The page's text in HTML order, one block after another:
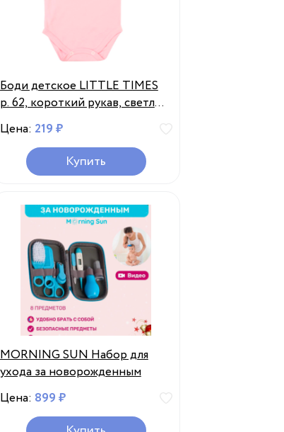
Боди детское LITTLE TIMES
р. 62, короткий рукав, светло-
розовое, Арт. EKL2205,
Бангладеш
Цена: 219 ₽
Купить
MORNING SUN Набор для
ухода за новорожденным
Цена: 899 ₽